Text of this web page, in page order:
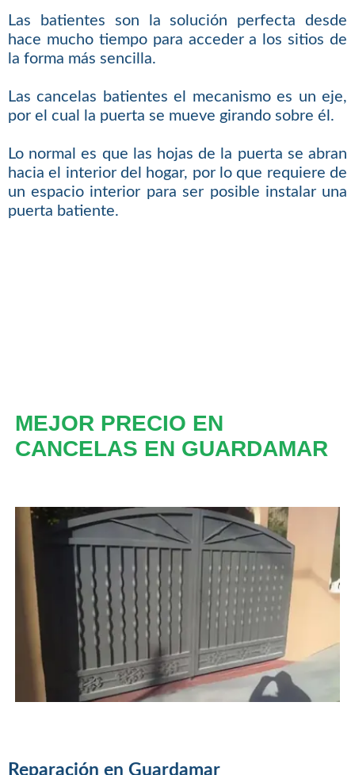
Las batientes son la solución perfecta desde
hace mucho tiempo para acceder a los sitios de
la forma más sencilla.
Las cancelas batientes el mecanismo es un eje,
por el cual la puerta se mueve girando sobre él.
Lo normal es que las hojas de la puerta se abran
hacia el interior del hogar, por lo que requiere de
un espacio interior para ser posible instalar una
puerta batiente.
MEJOR PRECIO EN
CANCELAS EN GUARDAMAR
Reparación en Guardamar